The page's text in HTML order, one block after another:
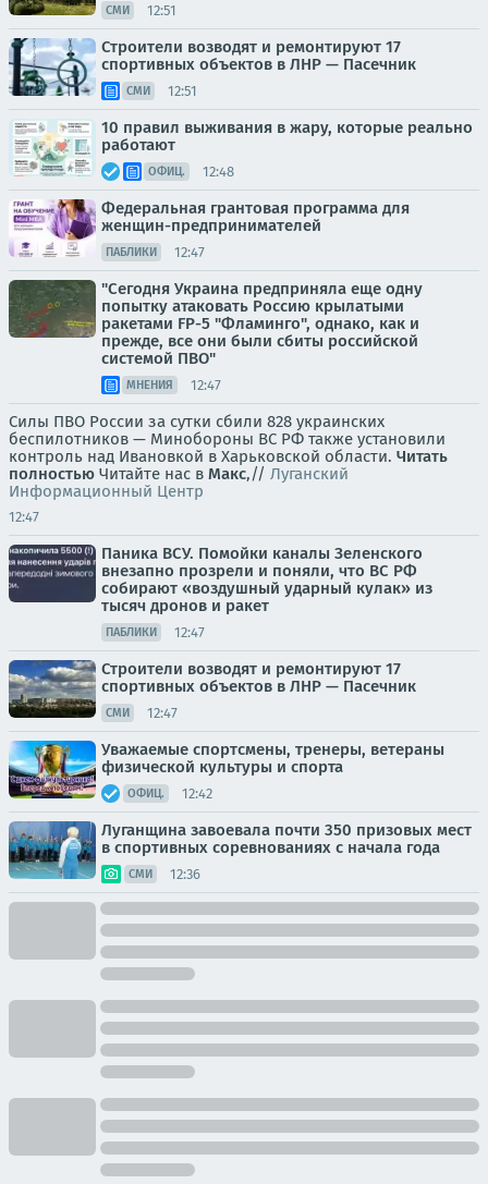
СМИ 12:51
Строители возводят и ремонтируют 17
спортивных объектов в ЛНР — Пасечник
СМИ 12:51
10 правил выживания в жару, которые реально
работают
ОФИЦ. 12:48
Федеральная грантовая программа для
женщин-предпринимателей
ПАБЛИКИ 12:47
"Сегодня Украина предприняла еще одну
попытку атаковать Россию крылатыми
ракетами FP-5 "Фламинго", однако, как и
прежде, все они были сбиты российской
системой ПВО"
МНЕНИЯ 12:47
Силы ПВО России за сутки сбили 828 украинских
беспилотников — Минобороны ВС РФ также установили
контроль над Ивановкой в Харьковской области. Читать
полностью Читайте нас в Макс,// Луганский
Информационный Центр
12:47
Паника ВСУ. Помойки каналы Зеленского
внезапно прозрели и поняли, что ВС РФ
собирают «воздушный ударный кулак» из
тысяч дронов и ракет
ПАБЛИКИ 12:47
Строители возводят и ремонтируют 17
спортивных объектов в ЛНР — Пасечник
СМИ 12:47
Уважаемые спортсмены, тренеры, ветераны
физической культуры и спорта
ОФИЦ. 12:42
Луганщина завоевала почти 350 призовых мест
в спортивных соревнованиях с начала года
СМИ 12:36